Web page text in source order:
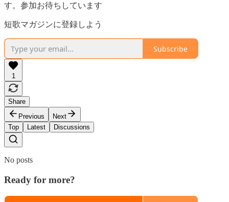
す。参加お待ちしています
短歌マガジンに登録しよう
Subscribe
1
Share
Previous
Next
Top
Latest Discussions
No posts
Ready for more?